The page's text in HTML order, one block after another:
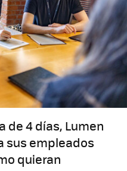
de 4 días, Lumen
sus empleados
quieran